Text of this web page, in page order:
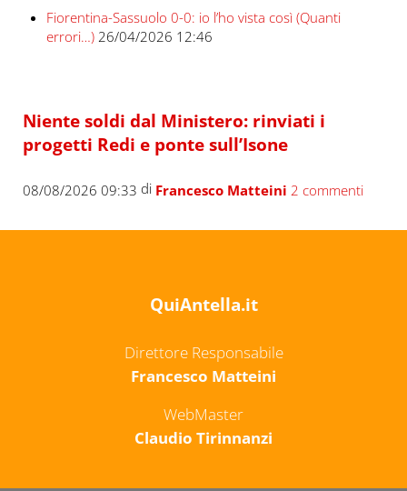
Fiorentina-Sassuolo 0-0: io l’ho vista così (Quanti
errori…) 26/04/2026 12:46
Niente soldi dal Ministero: rinviati i
progetti Redi e ponte sull’Isone
08/08/2026 09:33 di Francesco Matteini 2 commenti
QuiAntella.it
Direttore Responsabile
Francesco Matteini
WebMaster
Claudio Tirinnanzi